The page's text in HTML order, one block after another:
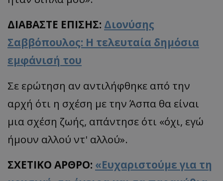
ΔΙΑΒΑΣΤΕ ΕΠΙΣΗΣ: Διονύσης
Σαββόπουλος: Η τελευταία δημόσια
εμφάνισή του
Σε ερώτηση αν αντιλήφθηκε από την
αρχή ότι η σχέση με την Άσπα θα είναι
μια σχέση ζωής, απάντησε ότι «όχι, εγώ
ήμουν αλλού ντ' αλλού».
ΣΧΕΤΙΚΟ ΑΡΘΡΟ: «Ευχαριστούμε για τη